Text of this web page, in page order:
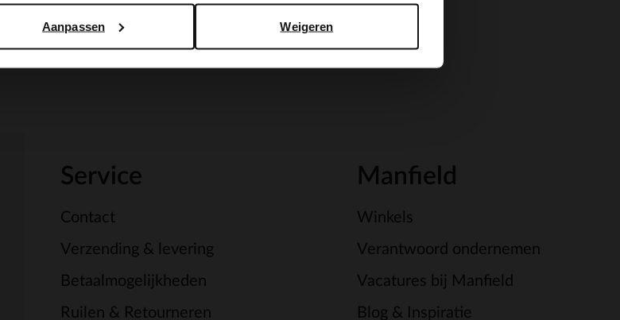
Weigeren
Aanpassen
Service
Contact
Verzending & levering
Betaalmogelijkheden
Ruilen & Retourneren
Manfield
Winkels
Verantwoord ondernemen
Vacatures bij Manfield
Blog & Inspiratie